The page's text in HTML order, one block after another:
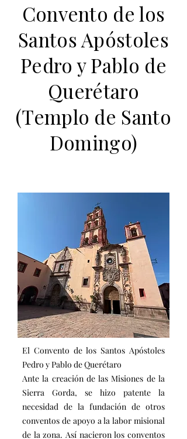
Convento de los
Santos Apóstoles
Pedro y Pablo de
Querétaro
(Templo de Santo
Domingo)
El Convento de los Santos Apóstoles
Pedro y Pablo de Querétaro
Ante la creación de las Misiones de la
Sierra Gorda, se hizo patente la
necesidad de la fundación de otros
conventos de apoyo a la labor misional
de la zona. Así nacieron los conventos